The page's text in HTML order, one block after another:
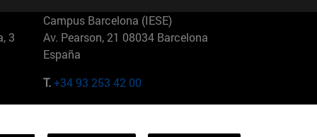
3
Campus Barcelona (IESE)
Av. Pearson, 21 08034 Barcelona
España
T.+34 93 253 42 00